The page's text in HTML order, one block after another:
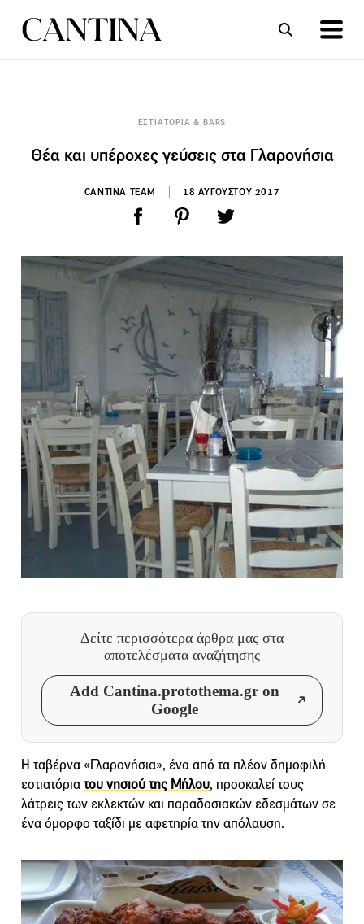
ΕΣΤΙΑΤΟΡΙΑ & BARS
Θέα και υπέροχες γεύσεις στα Γλαρονήσια
CANTINA TEAM 18 ΑΥΓΟΥΣΤΟΥ 2017
Δείτε περισσότερα άρθρα μας στα
αποτελέσματα αναζήτησης
Add Cantina.protothema.gr on
Google
Η ταβέρνα «Γλαρονήσια», ένα από τα πλέον δημοφιλή
εστιατόριατου νησιού της Μήλου, προσκαλεί τους
λάτρεις των εκλεκτών και παραδοσιακών εδεσμάτων σε
ένα όμορφο ταξίδι με αφετηρία την απόλαυση.